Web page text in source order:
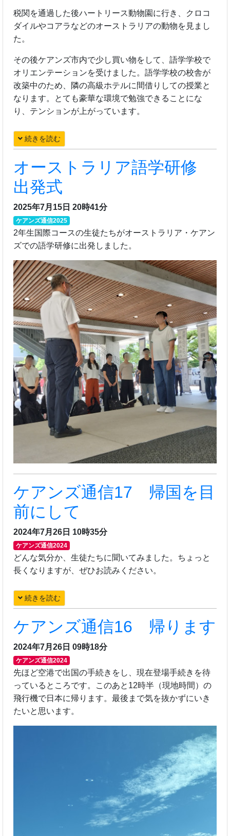
税関を通過した後ハートリース動物園に行き、クロコ
ダイルやコアラなどのオーストラリアの動物を見まし
た。
その後ケアンズ市内で少し買い物をして、語学学校で
オリエンテーションを受けました。語学学校の校舎が
改築中のため、隣の高級ホテルに間借りしての授業と
なります。とても豪華な環境で勉強できることにな
り、テンションが上がっています。
続きを読む
オーストラリア語学研修
出発式
2025年7月15日 20時41分
ケアンズ通信2025
2年生国際コースの生徒たちがオーストラリア・ケアン
ズでの語学研修に出発しました。
ケアンズ通信17 帰国を目
前にして
2024年7月26日 10時35分
ケアンズ通信2024
どんな気分か、生徒たちに聞いてみました。ちょっと
長くなりますが、ぜひお読みください。
続きを読む
ケアンズ通信16 帰ります
2024年7月26日 09時18分
ケアンズ通信2024
先ほど空港で出国の手続きをし、現在登場手続きを待
っているところです。このあと12時半（現地時間）の
飛行機で日本に帰ります。最後まで気を抜かずにいき
たいと思います。